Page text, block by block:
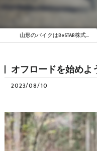
山形のバイクはBeSTAR株式会社
オフロードを始めよ
2023/08/10